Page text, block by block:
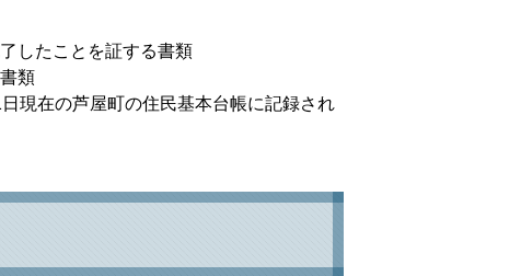
したことを証する書類
類
現在の芦屋町の住民基本台帳に記録され